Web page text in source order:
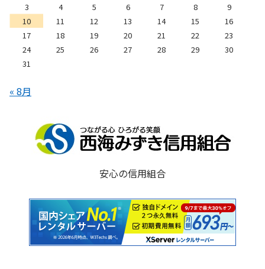
3
4 5 6 7 8
9
10
11 12 13 14 15
16
17
18 19 20 21 22
23
24
25 26 27 28 29
30
31
« 8月
安心の信用組合